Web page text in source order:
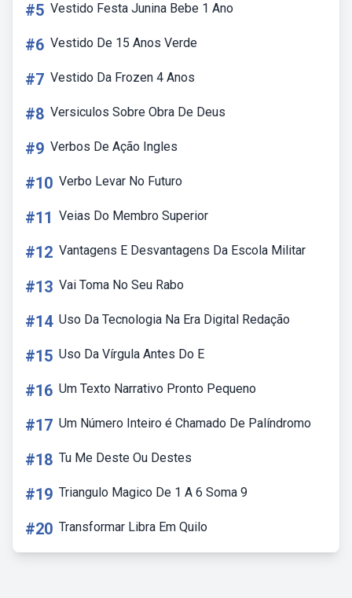
#5 Vestido Festa Junina Bebe 1 Ano
#6 Vestido De 15 Anos Verde
#7 Vestido Da Frozen 4 Anos
#8 Versiculos Sobre Obra De Deus
#9 Verbos De Ação Ingles
#10 Verbo Levar No Futuro
#11 Veias Do Membro Superior
#12 Vantagens E Desvantagens Da Escola Militar
#13 Vai Toma No Seu Rabo
#14 Uso Da Tecnologia Na Era Digital Redação
#15 Uso Da Vírgula Antes Do E
#16 Um Texto Narrativo Pronto Pequeno
#17 Um Número Inteiro é Chamado De Palíndromo
#18 Tu Me Deste Ou Destes
#19 Triangulo Magico De 1 A 6 Soma 9
#20 Transformar Libra Em Quilo